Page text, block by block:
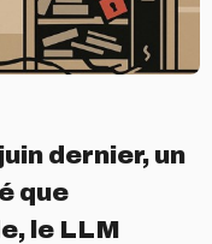
dernier, un
que
le LLM